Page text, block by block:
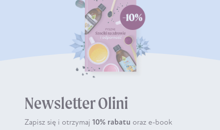
Newsletter Olini
Zapisz się i otrzymaj 10% rabatu oraz e-book